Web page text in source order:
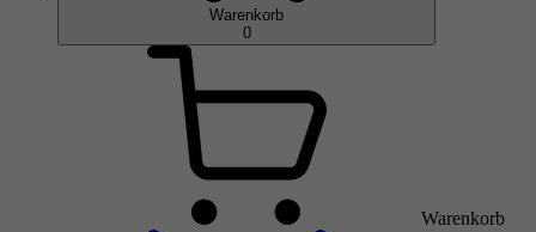
Warenkorb
0
Warenkorb